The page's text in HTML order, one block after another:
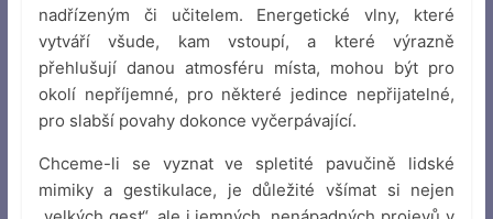
nadřízeným či učitelem. Energetické vlny, které
vytváří všude, kam vstoupí, a které výrazně
přehlušují danou atmosféru místa, mohou být pro
okolí nepříjemné, pro některé jedince nepřijatelné,
pro slabší povahy dokonce vyčerpávající.
Chceme-li se vyznat ve spletité pavučině lidské
mimiky a gestikulace, je důležité všímat si nejen